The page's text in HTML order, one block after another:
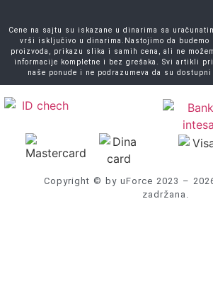
Cene na sajtu su iskazane u dinarima sa
vrši isključivo u dinarima.Nastojimo da
proizvoda, prikazu slika i samih cena, ali ne
informacije kompletne i bez grešaka. Svi artikli
naše ponude i ne podrazumeva da su dostupni
Copyright © by uForce 2023 –
zadržana.